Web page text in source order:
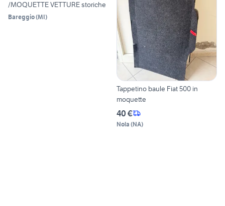
/MOQUETTE VETTURE storiche
Bareggio(MI)
Tappetino baule Fiat 500 in
moquette
40 €
Nola (NA)